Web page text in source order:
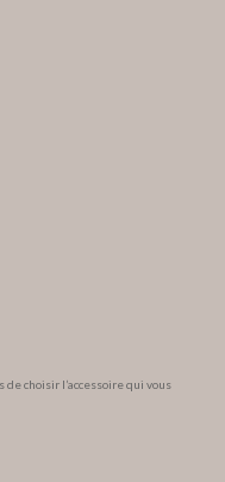
choisir l’accessoire qui vous